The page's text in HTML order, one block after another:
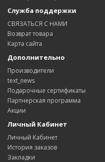
Служба поддержки
СВЯЗАТЬСЯ С НАМИ
Возврат товара
Карта сайта
Дополнительно
Производители
text_news
Подарочные сертификаты
Партнерская программа
Акции
Личный Кабинет
Личный Кабинет
История заказов
Закладки